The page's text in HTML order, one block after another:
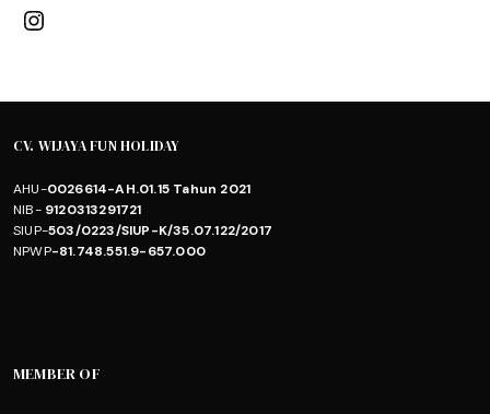
Instagram
CV. WIJAYA FUN HOLIDAY
AHU-0026614-AH.01.15 Tahun 2021
NIB-9120313291721
SIUP-503/0223/SIUP-K/35.07.122/2017
NPWP-81.748.551.9-657.000
MEMBER OF